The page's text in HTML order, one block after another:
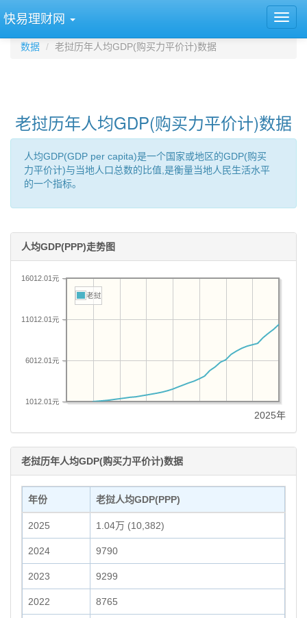
快易理财网
数据 老挝历年人均GDP(购买力平价计)数据
老挝历年人均GDP(购买力平价计)数据
人均GDP(GDP per capita)是一个国家或地区的GDP(购买
力平价计)与当地人口总数的比值,是衡量当地人民生活水平
的一个指标。
人均GDP(PPP)走势图
1012.01元
6012.01元
11012.01元
16012.01元
老挝
2025年
老挝历年人均GDP(购买力平价计)数据
年份 老挝人均GDP(PPP)
2025 1.04万 (10,382)
2024 9790
2023 9299
2022 8765